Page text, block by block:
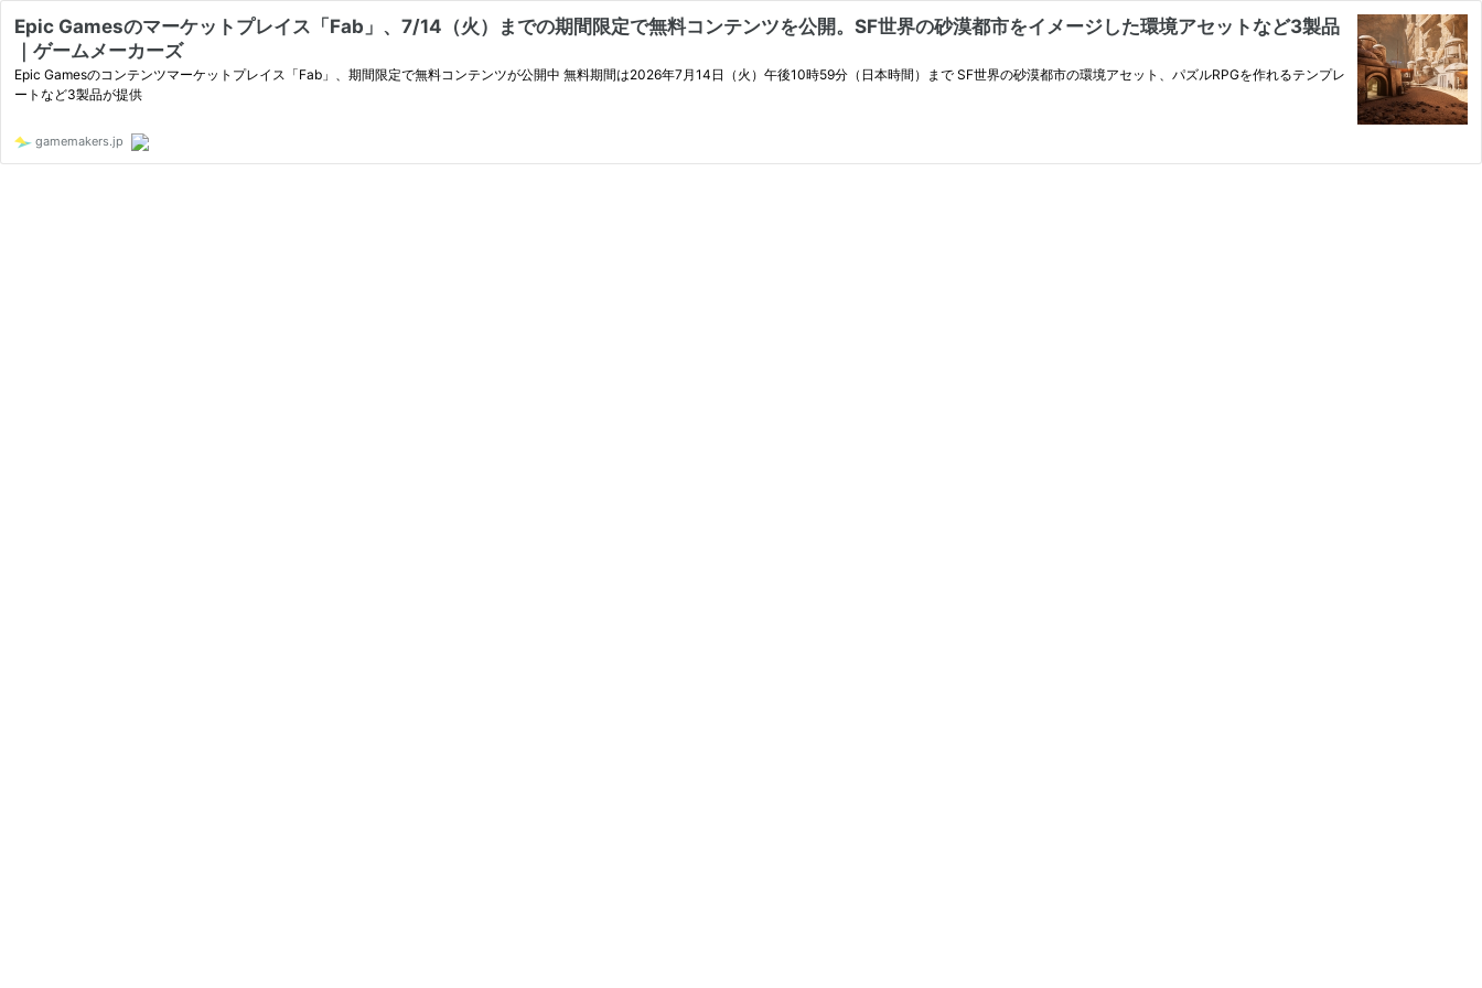
Epic Gamesのマーケットプレイス「Fab」、7/14（火）までの期間限定で無料コンテンツを公開。SF世界の砂漠都市をイメージした環境アセットなど3製品
｜ゲームメーカーズ
Epic Gamesのコンテンツマーケットプレイス「Fab」、期間限定で無料コンテンツが公開中 無料期間は2026年7月14日（火）午後10時59分（日本時間）まで SF世界の砂漠都市の環境アセット、パズルRPGを作れるテンプレ
ートなど3製品が提供
gamemakers.jp